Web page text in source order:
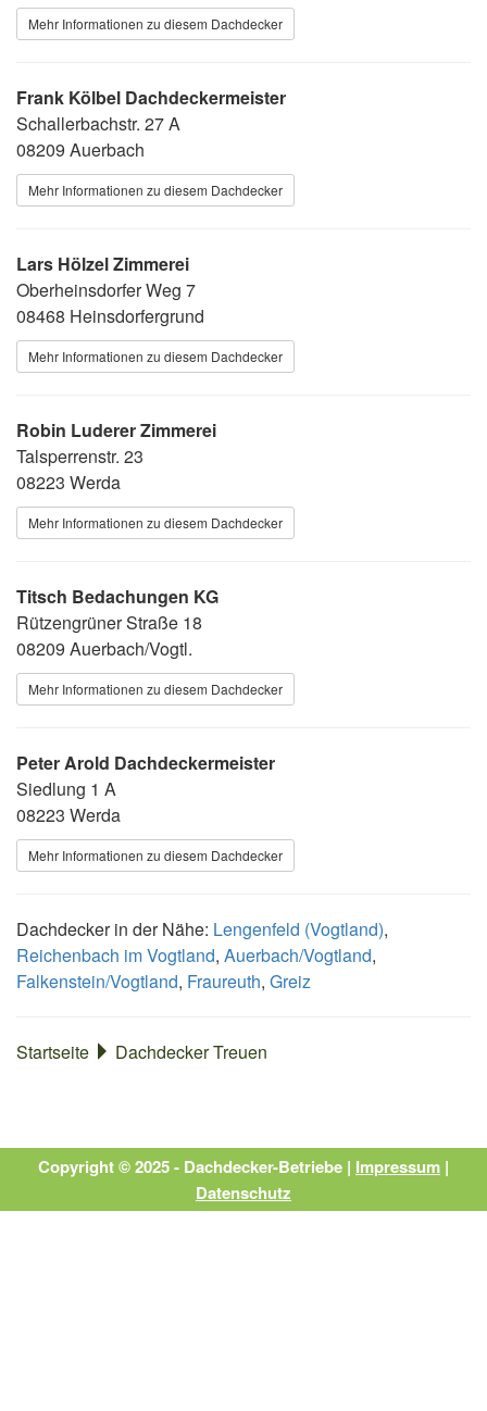
Mehr Informationen zu diesem Dachdecker
Frank Kölbel Dachdeckermeister
Schallerbachstr. 27 A
08209 Auerbach
Mehr Informationen zu diesem Dachdecker
Lars Hölzel Zimmerei
Oberheinsdorfer Weg 7
08468 Heinsdorfergrund
Mehr Informationen zu diesem Dachdecker
Robin Luderer Zimmerei
Talsperrenstr. 23
08223 Werda
Mehr Informationen zu diesem Dachdecker
Titsch Bedachungen KG
Rützengrüner Straße 18
08209 Auerbach/Vogtl.
Mehr Informationen zu diesem Dachdecker
Peter Arold Dachdeckermeister
Siedlung 1 A
08223 Werda
Mehr Informationen zu diesem Dachdecker
Dachdecker in der Nähe: Lengenfeld (Vogtland),
Reichenbach im Vogtland, Auerbach/Vogtland,
Falkenstein/Vogtland, Fraureuth, Greiz
Startseite Dachdecker Treuen
Copyright © 2025 - Dachdecker-Betriebe | Impressum |
Datenschutz